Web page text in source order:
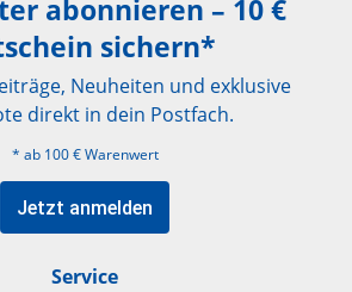
abonnieren – 10 €
sichern*
Neuheiten und exklusive
direkt in dein Postfach.
* ab 100 € Warenwert
Jetzt anmelden
Service